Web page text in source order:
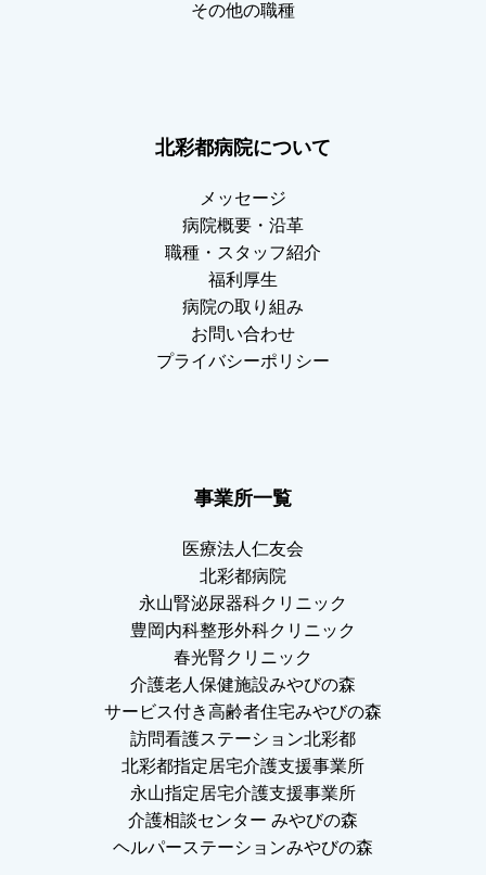
その他の職種
北彩都病院について
メッセージ
病院概要・沿革
職種・スタッフ紹介
福利厚生
病院の取り組み
お問い合わせ
プライバシーポリシー
事業所一覧
医療法人仁友会
北彩都病院
永山腎泌尿器科クリニック
豊岡内科整形外科クリニック
春光腎クリニック
介護老人保健施設みやびの森
サービス付き高齢者住宅みやびの森
訪問看護ステーション北彩都
北彩都指定居宅介護支援事業所
永山指定居宅介護支援事業所
介護相談センター みやびの森
ヘルパーステーションみやびの森